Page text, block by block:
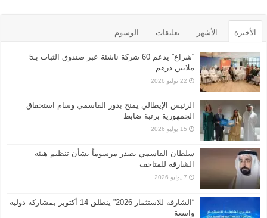
الأخيرة الأشهر تعليقات الوسوم
“شراع” يدعم 60 شركة ناشئة عبر صندوق الثبات بـ5
ملايين درهم
22 يوليو 2026
الرئيس الإيطالي يمنح بدور القاسمي وسام استحقاق
الجمهورية برتبة ضابط
15 يوليو 2026
سلطان القاسمي يصدر مرسوماً بشأن تنظيم هيئة
الشارقة للمتاحف
7 يوليو 2026
“الشارقة للاستثمار 2026” ينطلق 14 أكتوبر بمشاركة دولية
واسعة